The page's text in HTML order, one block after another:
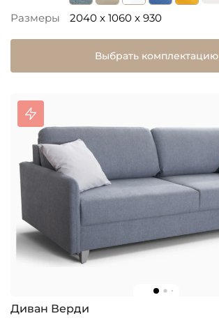
Размеры 2040 x 1060 x 930
Выбрать комплектацию
Диван Верди